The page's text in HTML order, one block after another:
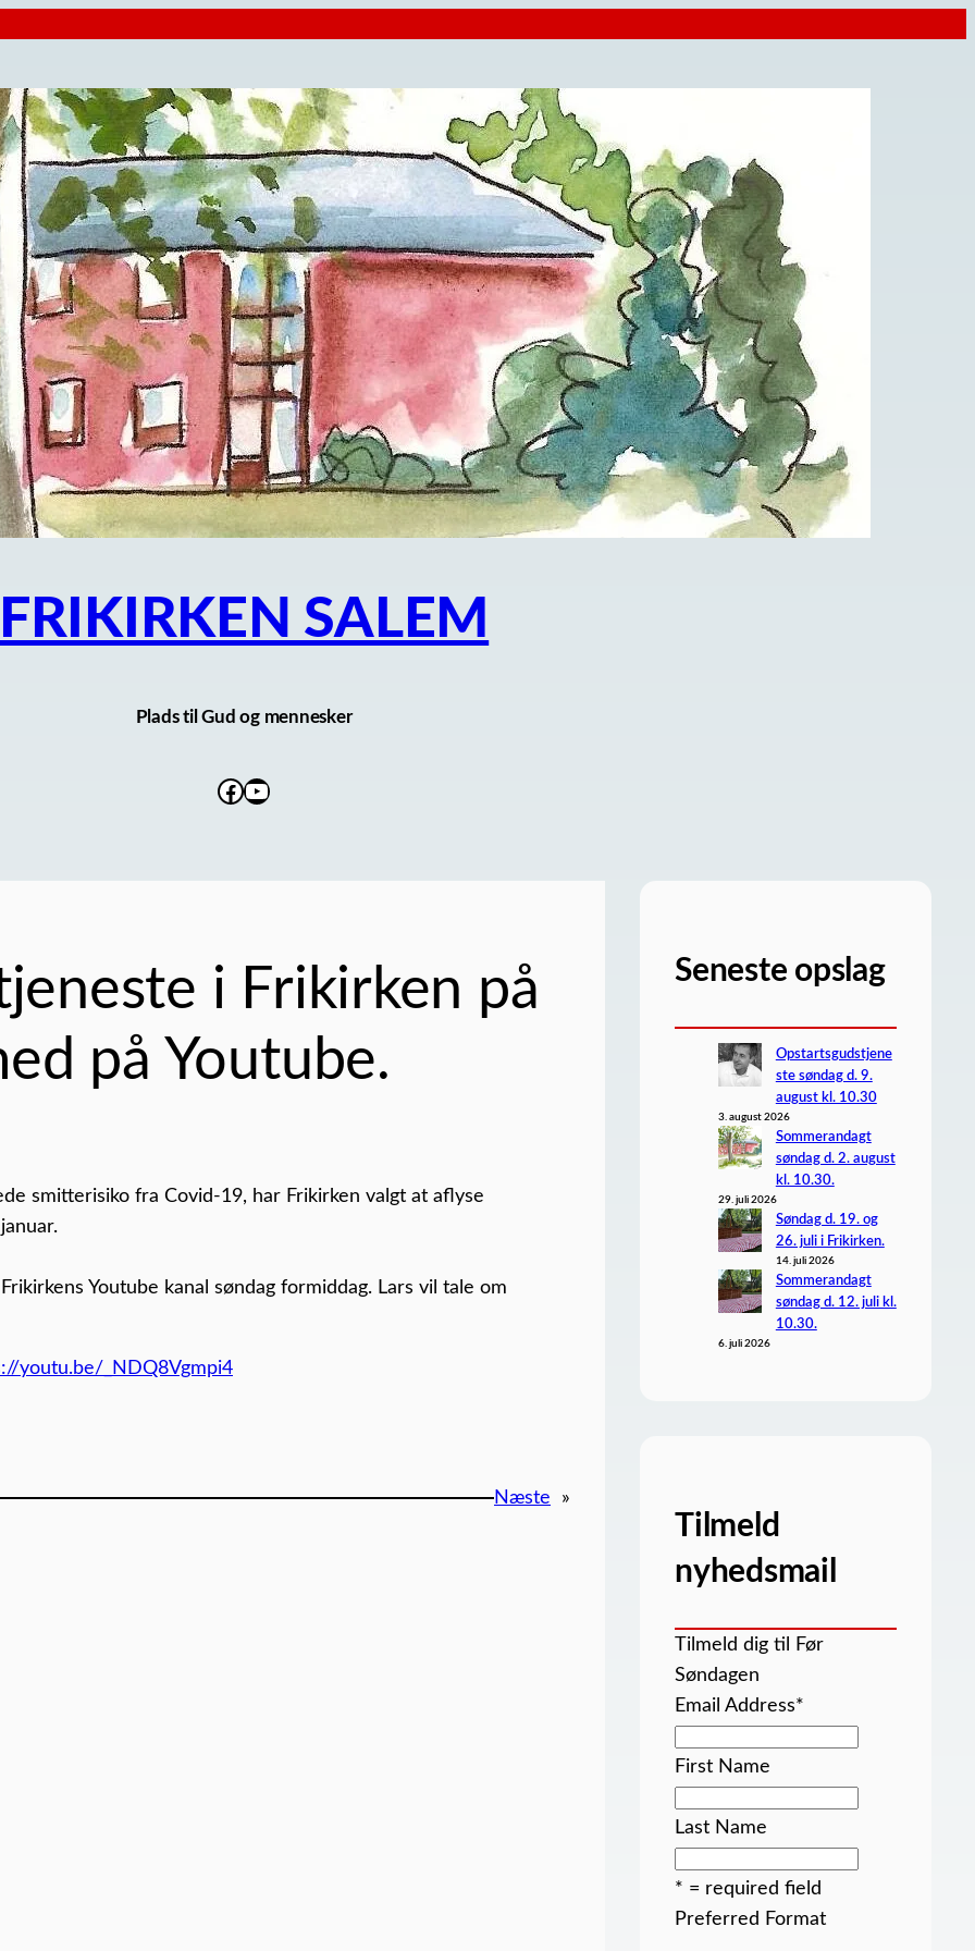
FRIKIRKEN SALEM
Plads til Gud og mennesker
Facebook
YouTube
i Frikirken på
på Youtube.
smitterisiko fra Covid-19, har Frikirken valgt at aflyse
Youtube kanal søndag formiddag. Lars vil tale om
youtu.be/_NDQ8Vgmpi4
Næste »
Seneste opslag
Opstartsgudstjene
ste søndag d. 9.
august kl. 10.30
3. august 2026
Sommerandagt
søndag d. 2. august
kl. 10.30.
29. juli 2026
Søndag d. 19. og
26. juli i Frikirken.
14. juli 2026
Sommerandagt
søndag d. 12. juli kl.
10.30.
6. juli 2026
Tilmeld
nyhedsmail
Tilmeld dig til Før
Søndagen
Email Address*
First Name
Last Name
* = required field
Preferred Format